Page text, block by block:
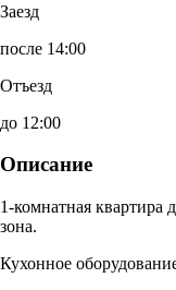
Заезд
после 14:00
Отъезд
до 12:00
Описание
1-комнатная квартира
зона.
Кухонное